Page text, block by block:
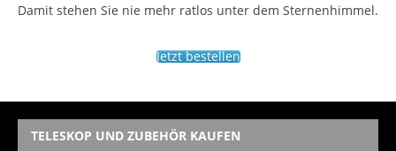
Damit stehen Sie nie mehr ratlos unter dem Sternenhimmel.
Jetzt bestellen
TELESKOP UND ZUBEHÖR KAUFEN